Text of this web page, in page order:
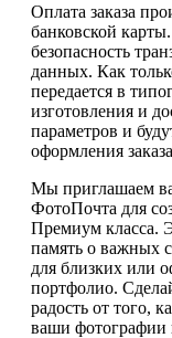
Оплата заказа
банковской
безопасность
данных. Как
передается в
изготовления и
параметров и
оформления
Мы приглашаем
ФотоПочта для
Премиум класса.
память о важных
для близких или
портфолио.
радость от того,
ваши фотографии